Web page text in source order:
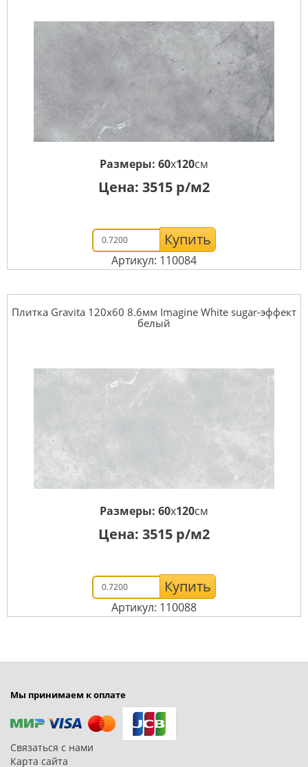
Размеры: 60x120см
Цена: 3515 р/м2
Купить
Артикул: 110084
Плитка Gravita 120x60 8.6мм Imagine White sugar-эффект
белый
Размеры: 60x120см
Цена: 3515 р/м2
Купить
Артикул: 110088
Мы принимаем к оплате
Связаться с нами
Карта сайта